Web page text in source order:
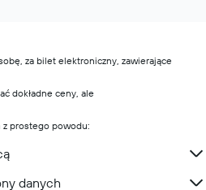
za bilet elektroniczny, zawierające
dokładne ceny, ale
z prostego powodu:
danych